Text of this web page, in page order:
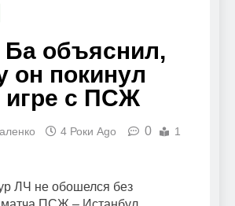
объяснил,
он покинул
игре с ПСЖ
4 Роки Ago 0
1
ЛЧ не обошелся без